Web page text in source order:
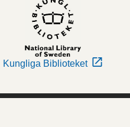
Kungliga Biblioteket